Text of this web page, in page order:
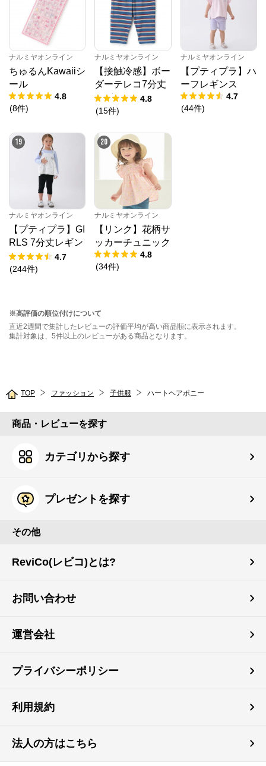
ナルミヤオンライン
ちゅるんKawaiiシ
ール
4.8
(8件)
ナルミヤオンライン
【接触冷感】ボー
ダーテレコ7分丈
レギンス
4.8
(15件)
ナルミヤオンライン
【プティプラ】ハ
ーフレギンス
4.7
(44件)
19
ナルミヤオンライン
【プティプラ】GI
RLS 7分丈レギン
ス
4.7
(244件)
20
ナルミヤオンライン
【リンク】花柄サ
ッカーチュニック
4.8
(34件)
※高評価の順位付けについて
直近2週間で集計したレビューの評価平均が高い商品順に表示されます。
集計対象は、5件以上のレビューがある商品となります。
TOP ファッション 子供服 ハートヘアポニー
商品・レビューを探す
カテゴリから探す
プレゼントを探す
その他
ReviCo(レビコ)とは?
お問い合わせ
運営会社
プライバシーポリシー
利用規約
法人の方はこちら